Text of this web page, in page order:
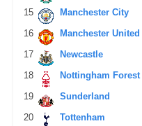
15
Manchester City
16
Manchester United
17
Newcastle
18
Nottingham Forest
19
Sunderland
20
Tottenham